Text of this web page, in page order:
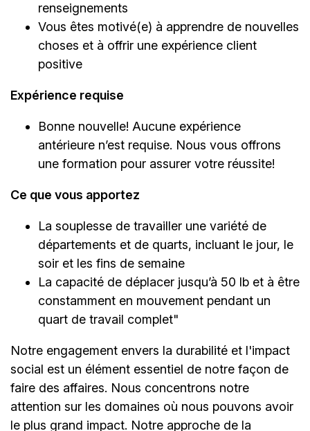
renseignements
Vous êtes motivé(e) à apprendre de nouvelles
choses et à offrir une expérience client
positive
Expérience requise
Bonne nouvelle! Aucune expérience
antérieure n’est requise. Nous vous offrons
une formation pour assurer votre réussite!
Ce que vous apportez
La souplesse de travailler une variété de
départements et de quarts, incluant le jour, le
soir et les fins de semaine
La capacité de déplacer jusqu’à 50 lb et à être
constamment en mouvement pendant un
quart de travail complet"
Notre engagement envers la durabilité et l'impact
social est un élément essentiel de notre façon de
faire des affaires. Nous concentrons notre
attention sur les domaines où nous pouvons avoir
le plus grand impact. Notre approche de la